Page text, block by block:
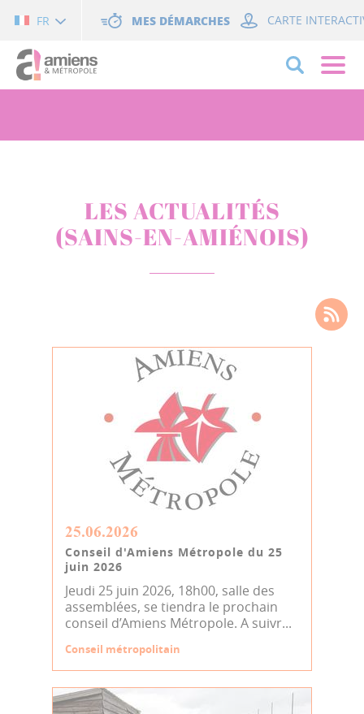
FR MES DÉMARCHES CARTE
LES ACTUALITÉS
(SAINS-EN-AMIÉNOIS)
25.06.2026
Conseil d'Amiens Métropole du 25
juin 2026
Jeudi 25 juin 2026, 18h00, salle des
assemblées, se tiendra le prochain
conseil d’Amiens Métropole. A suivr...
Conseil métropolitain